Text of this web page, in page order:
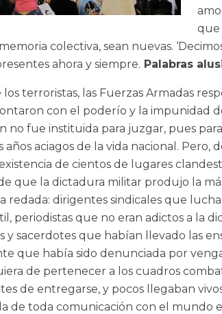
que
colectiva, sean nuevas.
ahora y siempre. Palabras
los terroristas, las Fuerzas Armadas
con el poderío y la impunidad
no fue instituida para juzgar, pues
años aciagos de la vida nacional.
de cientos de lugares
que la dictadura militar produjo la
redada: dirigentes sindicales que
periodistas que no eran adictos a la
y sacerdotes que habían llevado las
que había sido denunciada por
de pertenecer a los cuadros
de entregarse, y pocos llegaban
de toda comunicación con el mundo